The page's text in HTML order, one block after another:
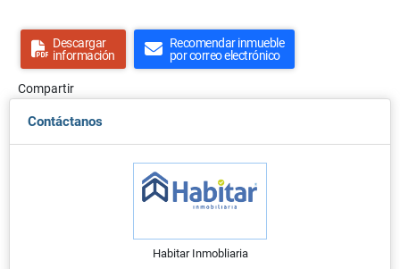
Descargar
información
Recomendar inmueble
por correo electrónico
Compartir
Contáctanos
Habitar Inmobliaria